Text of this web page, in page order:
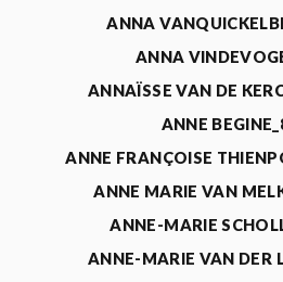
ANNA
ANNA
ANNAÏSSE VAN DE
ANNE
ANNE FRANÇOISE
ANNE MARIE VAN
ANNE-MARIE
ANNE-MARIE VAN DER